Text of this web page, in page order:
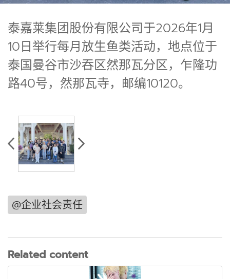
泰嘉莱集团股份有限公司于2026年1月
10日举行每月放生鱼类活动，地点位于
泰国曼谷市沙吞区然那瓦分区，乍隆功
路40号，然那瓦寺，邮编10120。
@企业社会责任
Related content